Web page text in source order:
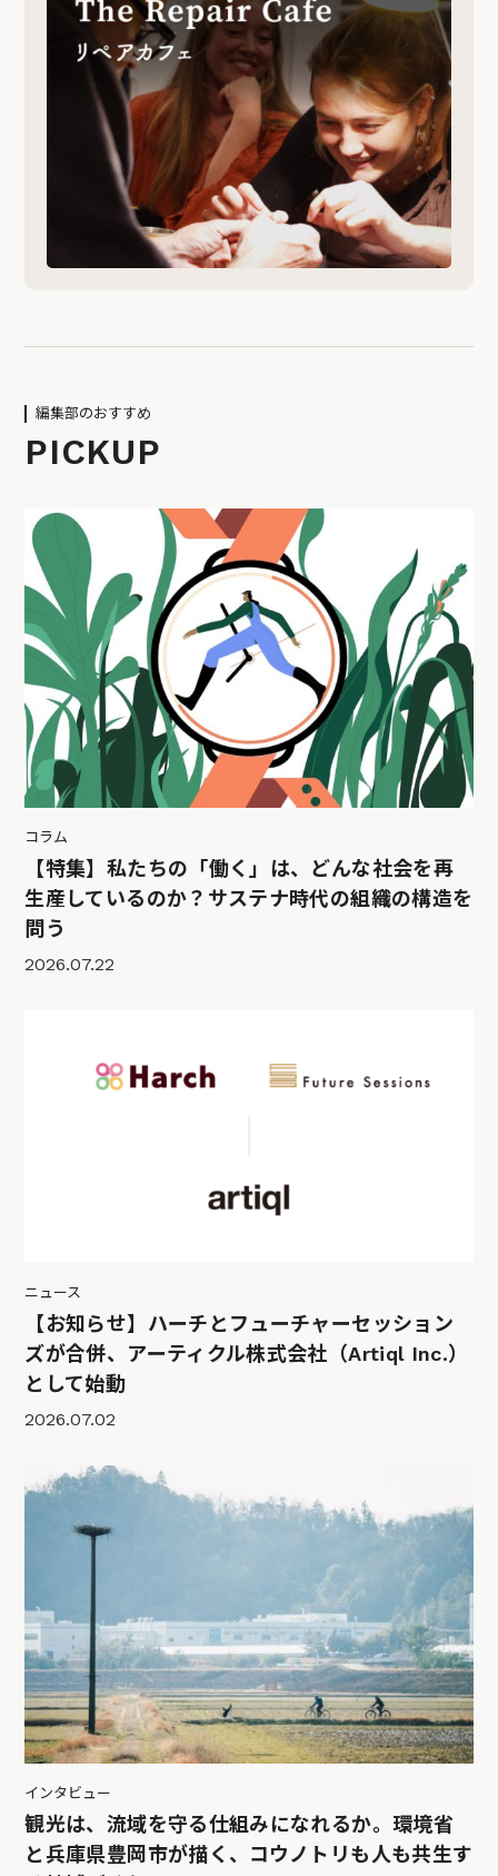
編集部のおすすめ
PICKUP
コラム
【特集】私たちの「働く」は、どんな社会を再
生産しているのか？サステナ時代の組織の構造を
問う
2026.07.22
ニュース
【お知らせ】ハーチとフューチャーセッション
ズが合併、アーティクル株式会社（Artiql Inc.）
として始動
2026.07.02
インタビュー
観光は、流域を守る仕組みになれるか。環境省
と兵庫県豊岡市が描く、コウノトリも人も共生す